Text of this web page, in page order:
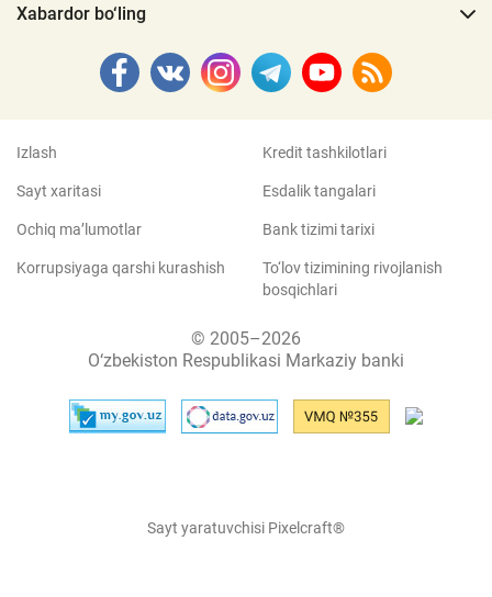
Xabardor bo‘ling
Izlash
Sayt xaritasi
Ochiq ma’lumotlar
Korrupsiyaga qarshi kurashish
Kredit tashkilotlari
Esdalik tangalari
Bank tizimi tarixi
To‘lov tizimining rivojlanish
bosqichlari
© 2005–2026
O‘zbekiston Respublikasi Markaziy banki
Sayt yaratuvchisi Pixelcraft®